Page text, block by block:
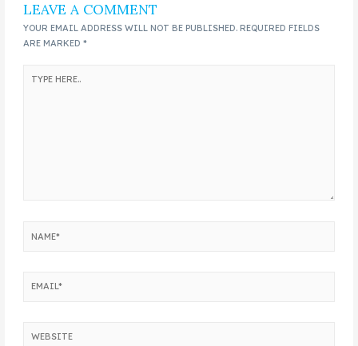
LEAVE A COMMENT
YOUR EMAIL ADDRESS WILL NOT BE PUBLISHED. REQUIRED FIELDS
ARE MARKED*